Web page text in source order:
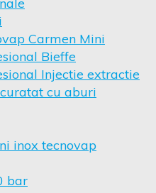
Carmen Mini
Bieffe
Injectie extractie
cu aburi
inox tecnovap
bar